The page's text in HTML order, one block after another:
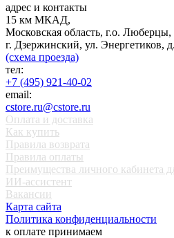
адрес и контакты
15 км МКАД,
Московская область, г.о. Люберцы,
г. Дзержинский, ул. Энергетиков,
(схема проезда)
тел:
+7 (495) 921-40-02
email:
cstore.ru@cstore.ru
Оплата и доставка
Как купить
Правила возврата
Правила оплаты
Преимущества личного кабинета
ИИ-ассистент
Вакансии
Карта сайта
Политика конфиденциальности
к оплате принимаем